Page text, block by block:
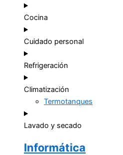
Cocina
Cuidado personal
Refrigeración
Climatización
Termotanques
Lavado y secado
Informática